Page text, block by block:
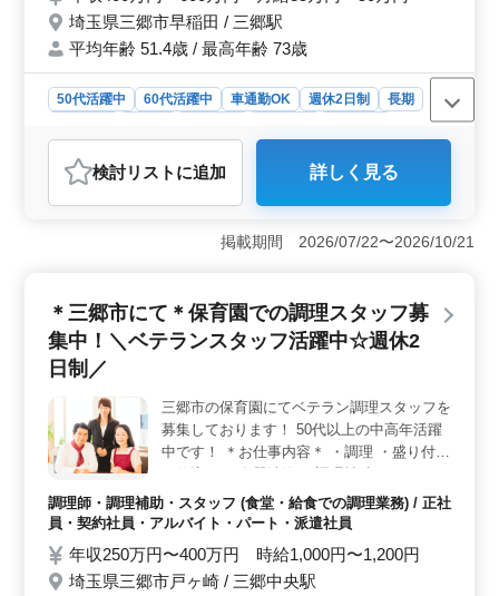
歓迎致します！ 皆様のご応募お待ちしてお
ります！
埼玉県三郷市早稲田 / 三郷駅
平均年齢 51.4歳 / 最高年齢 73歳
50代活躍中 60代活躍中 車通勤OK 週休2日制
長期
おすすめポイント
＜キャリア活用の機会＞ 経験豊富な50代が活躍してい
る職場で、電気施工管理の経験を存分に活かせます。5年
以上の専門経験を活かし、キャリアをより深めることが
できます。 ＜シニア世代に優しい職場環境＞ シニ
働いています。安心して長期的に働くことが可能で
す。 ＜利便性と福利厚生＞ 車通勤が可能で通勤の
利便性が高く、週休2日制でワークライフバランスを保ち
やすいです。また、雇用・労災・健康・厚生の社会保険
完備で福利厚生も充実しており、安心して長く働ける環
境が整っています。
検討リスト に追加 詳しく見る
掲載期間 2026/07/22〜2026/10/21
＊三郷市にて＊保育園での調理スタッフ募
集中！＼ベテランスタッフ活躍中☆週休2
日制／
三郷市の保育園にてベテラン調理スタッフを
募集しております！ 50代以上の中高年活躍
中です！ ＊お仕事内容＊ ・調理 ・盛り付け
＊ ・週休2日制 ・社会保険完備 ・勤務時間
応相談 ・50代、60代の採用実績あり ・マイ
能です。 まずはお気軽にお問い合わせくだ
さい！
調理師・調理補助・スタッフ (食堂・給食での調理業務) / 正社
員・契約社員・アルバイト・パート・派遣社員
年収250万円〜400万円 時給1,000円〜1,200円
埼玉県三郷市戸ヶ崎 / 三郷中央駅